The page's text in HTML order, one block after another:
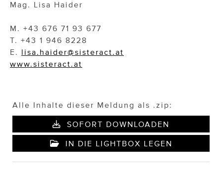
Mag. Lisa Haider
M. +43 676 71 93 677
T. +43 1 946 8228
E. lisa.haider@sisteract.at
www.sisteract.at
Alle Inhalte dieser Meldung als .zip:
SOFORT DOWNLOADEN
IN DIE LIGHTBOX LEGEN